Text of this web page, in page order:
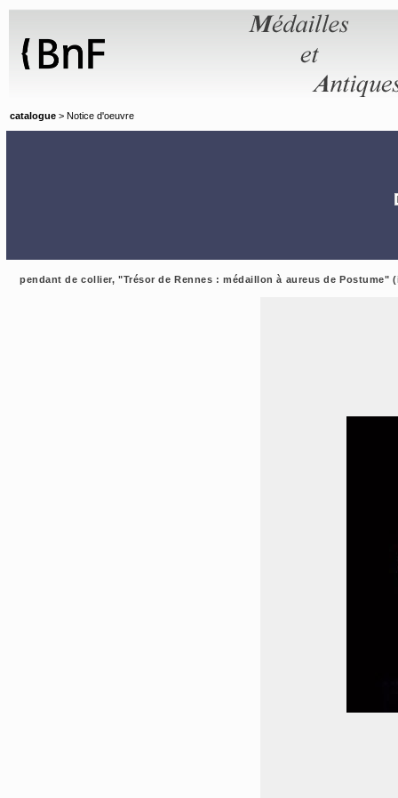
catalogue > Notice d'oeuvre
pendant de collier, "Trésor de Rennes : médaillon à aureus de Postume"